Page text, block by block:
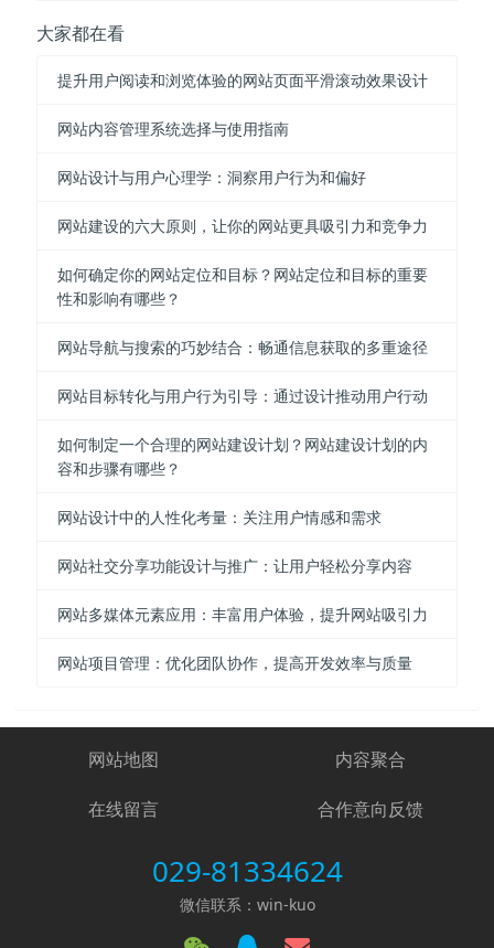
大家都在看
提升用户阅读和浏览体验的网站页面平滑滚动效果设计
网站内容管理系统选择与使用指南
网站设计与用户心理学：洞察用户行为和偏好
网站建设的六大原则，让你的网站更具吸引力和竞争力
如何确定你的网站定位和目标？网站定位和目标的重要
性和影响有哪些？
网站导航与搜索的巧妙结合：畅通信息获取的多重途径
网站目标转化与用户行为引导：通过设计推动用户行动
如何制定一个合理的网站建设计划？网站建设计划的内
容和步骤有哪些？
网站设计中的人性化考量：关注用户情感和需求
网站社交分享功能设计与推广：让用户轻松分享内容
网站多媒体元素应用：丰富用户体验，提升网站吸引力
网站项目管理：优化团队协作，提高开发效率与质量
网站地图 内容聚合
在线留言 合作意向反馈
029-81334624
微信联系：win-kuo